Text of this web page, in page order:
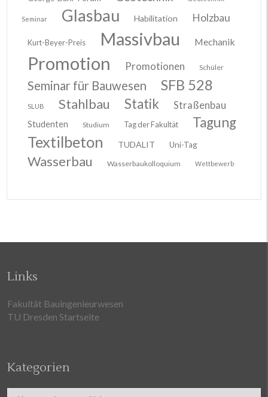
Seminar Glasbau Habilitation Holzbau
Kurt-Beyer-Preis Massivbau Mechanik
Promotion Promotionen Schüler
Seminar für Bauwesen SFB 528
SLUB Stahlbau Statik Straßenbau
Studenten Studium Tag der Fakultät Tagung
Textilbeton TUDALIT Uni-Tag
Wasserbau Wasserbaukolloquium Wettbewerb
Links
Fakultät Bauingenieurwesen
TU Dresden Startseite
Kategorien